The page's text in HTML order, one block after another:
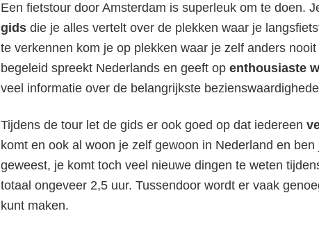
Fietstour
Een fietstour door Amsterdam is superleuk om te doen.
gids die je alles vertelt over de plekken waar je
te verkennen kom je op plekken waar je zelf anders
begeleid spreekt Nederlands en geeft op enthousiaste
veel informatie over de belangrijkste
Tijdens de tour let de gids er ook goed op dat iedereen
komt en ook al woon je zelf gewoon in Nederland en
geweest, je komt toch veel nieuwe dingen te weten
totaal ongeveer 2,5 uur. Tussendoor wordt er vaak
kunt maken.